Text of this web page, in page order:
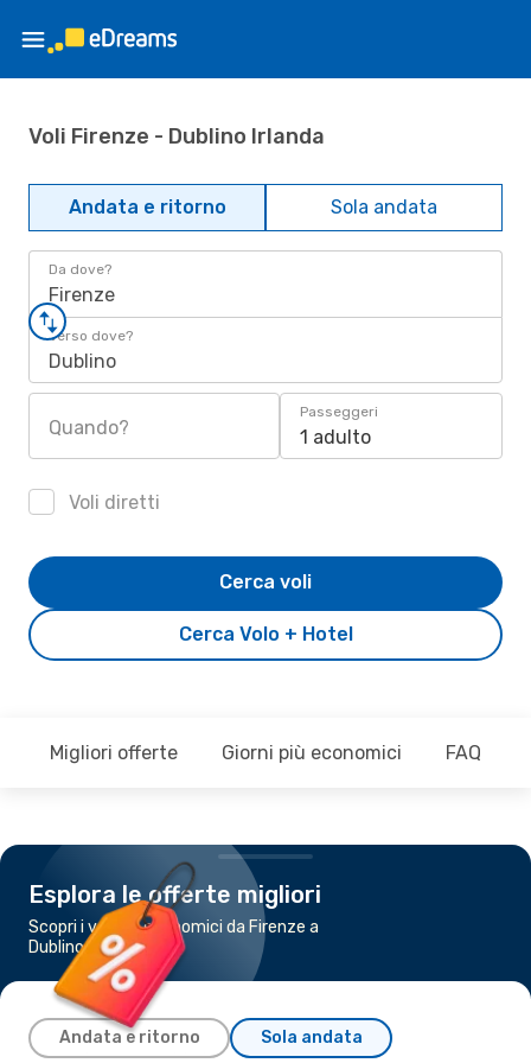
Voli Firenze - Dublino Irlanda
Andata e ritorno Sola andata
Da dove?
Firenze
Verso dove?
Dublino
Quando?
Passeggeri
1 adulto
Voli diretti
Cerca Volo + Hotel
Cerca voli
Migliori offerte Giorni più economici FAQ
Esplora le offerte migliori
Scopri i voli più economici da Firenze a
Dublino
Andata e ritorno Sola andata